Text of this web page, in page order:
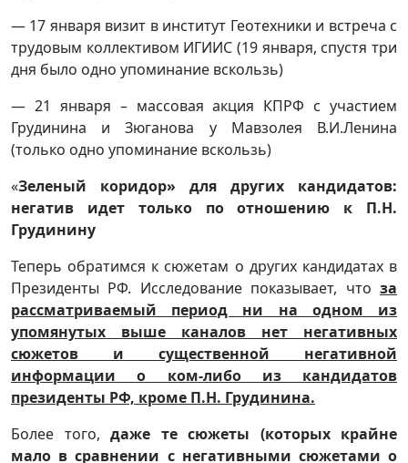
— 17 января визит в институт Геотехники и встреча с
трудовым коллективом ИГИИС (19 января, спустя три
дня было одно упоминание вскользь)
— 21 января – массовая акция КПРФ с участием
Грудинина и Зюганова у Мавзолея В.И.Ленина
(только одно упоминание вскользь)
«Зеленый коридор» для других кандидатов:
негатив идет только по отношению к П.Н.
Грудинину
Теперь обратимся к сюжетам о других кандидатах в
Президенты РФ. Исследование показывает, что за
рассматриваемый период ни на одном из
упомянутых выше каналов нет негативных
сюжетов и существенной негативной
информации о ком-либо из кандидатов
президенты РФ, кроме П.Н. Грудинина.
Более того, даже те сюжеты (которых крайне
мало в сравнении с негативными сюжетами о